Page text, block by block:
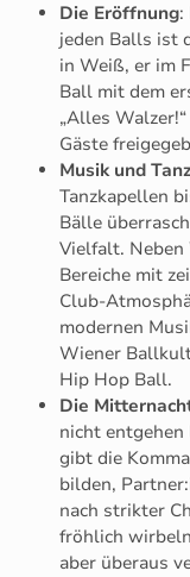
Die Eröffnung:
jeden Balls ist
in Weiß, er im
Ball mit dem
„Alles
Gäste
Musik und Tanz
Tanzkapellen
Bälle
Vielfalt. Neben
Bereiche mit
Club-
modernen
Wiener
Hip Hop Ball.
Die
nicht entgehen
gibt die
bilden,
nach strikter
fröhlich
aber überaus